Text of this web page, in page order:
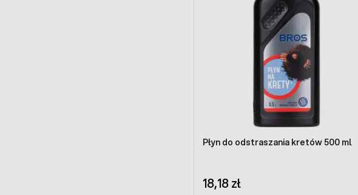
Płyn do odstraszania kretów 500 ml
18,18 zł